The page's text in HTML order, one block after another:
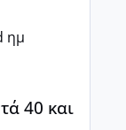
ημ
40 και